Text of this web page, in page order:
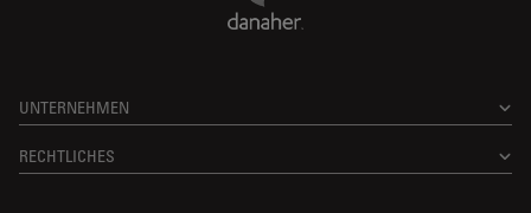
UNTERNEHMEN
RECHTLICHES